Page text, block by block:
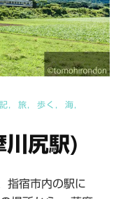
旅 歩く
海
尻駅)
指宿市内の駅に